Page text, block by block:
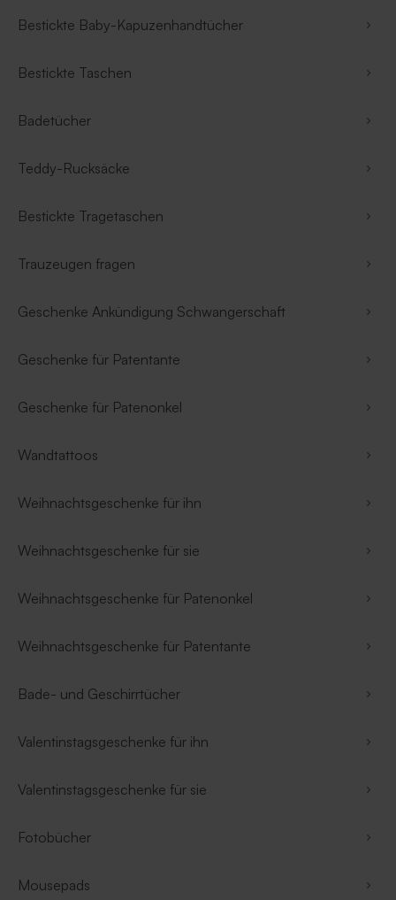
Bestickte Baby-Kapuzenhandtücher
Bestickte Taschen
Badetücher
Teddy-Rucksäcke
Bestickte Tragetaschen
Trauzeugen fragen
Geschenke Ankündigung Schwangerschaft
Geschenke für Patentante
Geschenke für Patenonkel
Wandtattoos
Weihnachtsgeschenke für ihn
Weihnachtsgeschenke für sie
Weihnachtsgeschenke für Patenonkel
Weihnachtsgeschenke für Patentante
Bade- und Geschirrtücher
Valentinstagsgeschenke für ihn
Valentinstagsgeschenke für sie
Fotobücher
Mousepads